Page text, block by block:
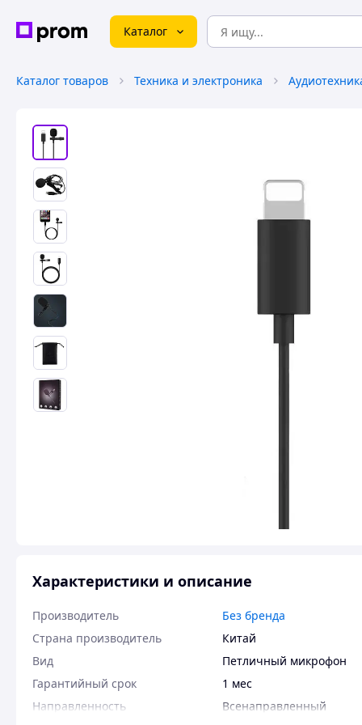
Каталог
Каталог товаров Техника и электроника
Характеристики и описание
Производитель
Без бренда
Страна производитель
Китай
Вид
Петличный микрофон
Гарантийный срок
1 мес
Направленность
Всенаправленный